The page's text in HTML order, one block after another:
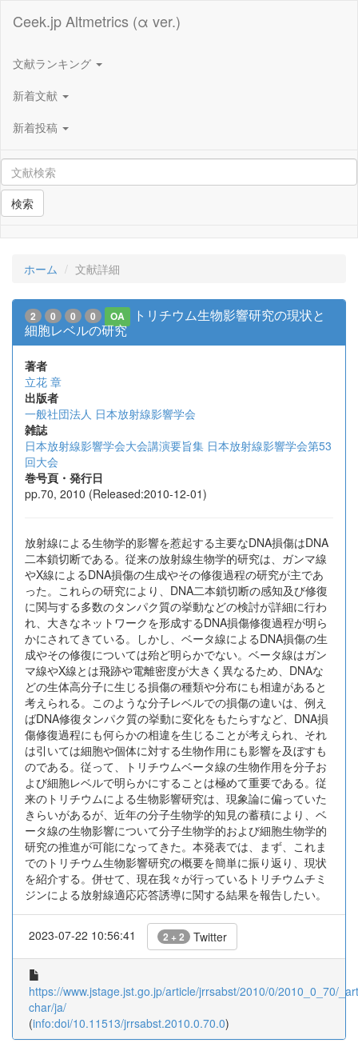
Ceek.jp Altmetrics (α ver.)
文献ランキング
新着文献
新着投稿
検索
ホーム 文献詳細
2 0 0 0 OA
トリチウム生物影響研究の現状と
細胞レベルの研究
著者
立花 章
出版者
一般社団法人 日本放射線影響学会
雑誌
日本放射線影響学会大会講演要旨集 日本放射線影響学会第53
回大会
巻号頁・発行日
pp.70, 2010 (Released:2010-12-01)
放射線による生物学的影響を惹起する主要なDNA損傷はDNA
二本鎖切断である。従来の放射線生物学的研究は、ガンマ線
やX線によるDNA損傷の生成やその修復過程の研究が主であ
った。これらの研究により、DNA二本鎖切断の感知及び修復
に関与する多数のタンパク質の挙動などの検討が詳細に行わ
れ、大きなネットワークを形成するDNA損傷修復過程が明ら
かにされてきている。しかし、ベータ線によるDNA損傷の生
成やその修復については殆ど明らかでない。ベータ線はガン
マ線やX線とは飛跡や電離密度が大きく異なるため、DNAな
どの生体高分子に生じる損傷の種類や分布にも相違があると
考えられる。このような分子レベルでの損傷の違いは、例え
ばDNA修復タンパク質の挙動に変化をもたらすなど、DNA損
傷修復過程にも何らかの相違を生じることが考えられ、それ
は引いては細胞や個体に対する生物作用にも影響を及ぼすも
のである。従って、トリチウムベータ線の生物作用を分子お
よび細胞レベルで明らかにすることは極めて重要である。従
来のトリチウムによる生物影響研究は、現象論に偏っていた
きらいがあるが、近年の分子生物学的知見の蓄積により、ベ
ータ線の生物影響について分子生物学的および細胞生物学的
研究の推進が可能になってきた。本発表では、まず、これま
でのトリチウム生物影響研究の概要を簡単に振り返り、現状
を紹介する。併せて、現在我々が行っているトリチウムチミ
ジンによる放射線適応応答誘導に関する結果を報告したい。
2023-07-22 10:56:41 2 + 2 Twitter
https://www.jstage.jst.go.jp/article/jrrsabst/2010/0/2010_0_70/
char/ja/
(info:doi/10.11513/jrrsabst.2010.0.70.0)